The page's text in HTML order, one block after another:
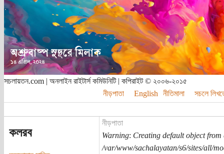
সচলায়তন.com | অনলাইন রাইটার্স কমিউনিটি | কপিরাইট © ২০০৬-২০১৫
নীড়পাতা
English নীতিমালা সচলে
কলরব
নীড়পাতা
Warning: Creating default object from
/var/www/sachalayatan/s6/sites/all/